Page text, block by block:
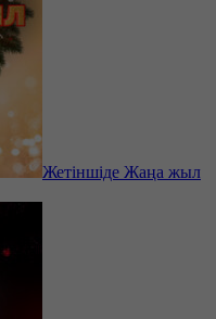
Жетіншіде Жаңа жыл